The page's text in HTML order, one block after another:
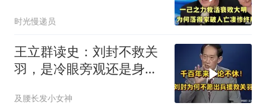
时光慢递员
王立群读史：刘封不救关
羽，是冷眼旁观还是身不
及腰长发小女神